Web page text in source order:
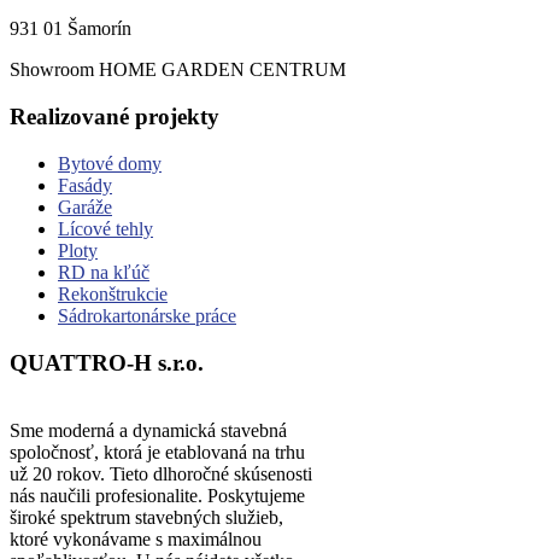
931 01 Šamorín
Showroom HOME GARDEN CENTRUM
Realizované projekty
Bytové domy
Fasády
Garáže
Lícové tehly
Ploty
RD na kľúč
Rekonštrukcie
Sádrokartonárske práce
QUATTRO-H s.r.o.
Sme moderná a dynamická stavebná
spoločnosť, ktorá je etablovaná na trhu
už 20 rokov. Tieto dlhoročné skúsenosti
nás naučili profesionalite. Poskytujeme
široké spektrum stavebných služieb,
ktoré vykonávame s maximálnou